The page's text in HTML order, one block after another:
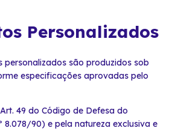
Personalizados
personalizados são produzidos sob
especificações aprovadas pelo
49 do Código de Defesa do
8.078/90) e pela natureza exclusiva e